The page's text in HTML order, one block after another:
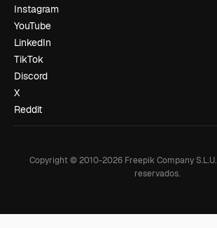
Instagram
YouTube
LinkedIn
TikTok
Discord
X
Reddit
Copyright © 2010-2026Freepik Company S.L.U.
reservados.